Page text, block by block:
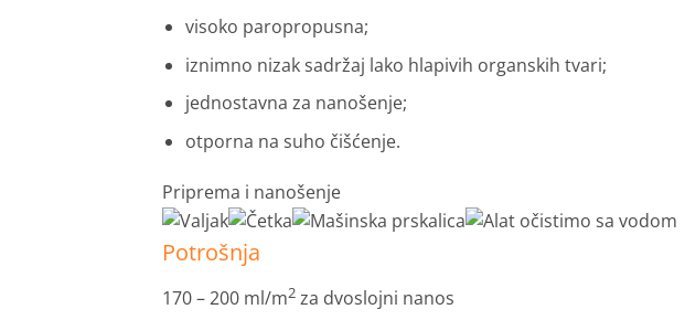
visoko paropropusna;
iznimno nizak sadržaj lako hlapivih organskih tvari;
jednostavna za nanošenje;
otporna na suho čišćenje.
Priprema i nanošenje
Potrošnja
170 – 200 ml/m2 za dvoslojni nanos